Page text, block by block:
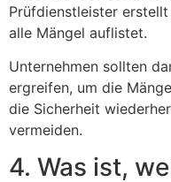
Prüfdienstleister
alle Mängel auflistet.
Unternehmen sollten
ergreifen, um die
die Sicherheit
vermeiden.
4. Was ist,